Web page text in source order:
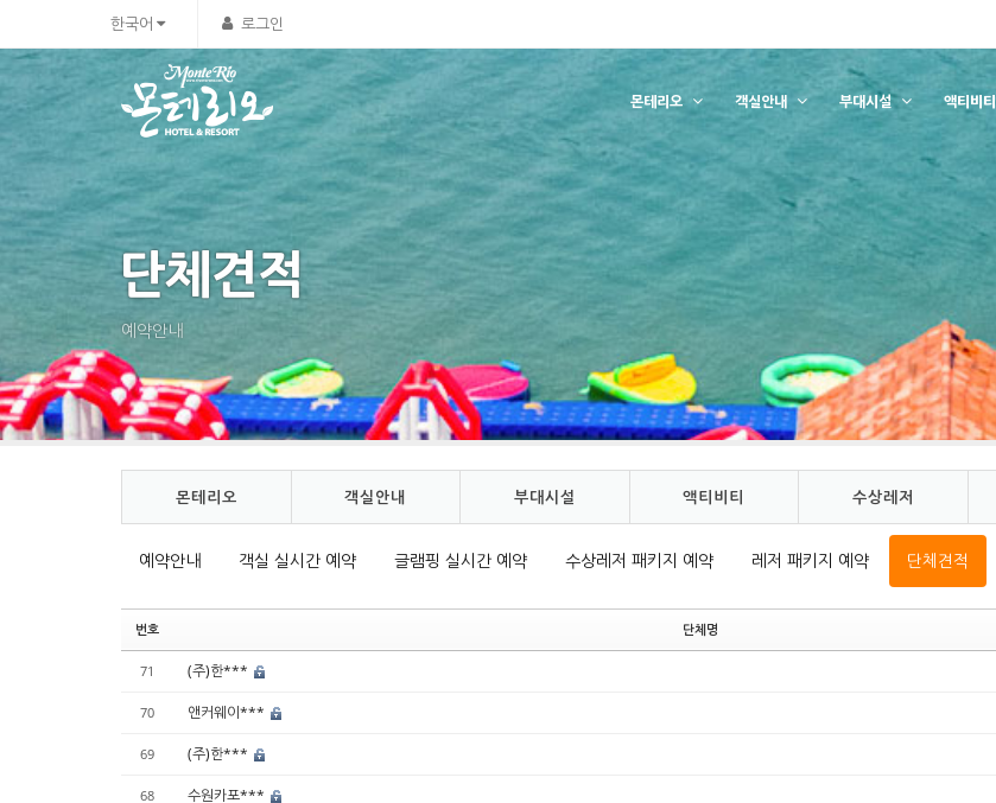
한국어 로그인
몬테리오 객실안내 부대시설 액티비티
단체견적
예약안내
몬테리오 객실안내 부대시설 액티비티 수상레저
예약안내 객실 실시간 예약 글램핑 실시간 예약 수상레저 패키지 예약 레저 패키지 예약 단체견적
번호 단체명
71 (주)한***
70 앤커웨이***
69 (주)한***
68 수원카포***
Sketchbook5, 스케치북5